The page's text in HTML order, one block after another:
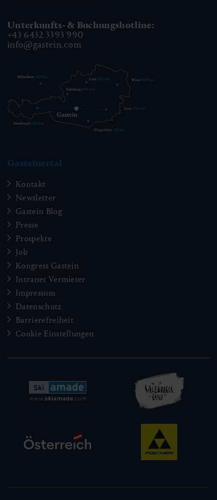
Unterkunfts- & Buchungshotline:
+43 6432 3393 990
info@gastein.com
Gasteinertal
Kontakt
Newsletter
Gastein Blog
Presse
Prospekte
Job
Kongress Gastein
Intranet Vermieter
Impressum
Datenschutz
Barrierefreiheit
Cookie Einstellungen